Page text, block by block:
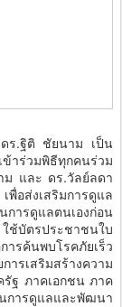
ร.ฐิติ ชัยนาม เป็น
าร่วมพิธีทุกคนร่วม
ม และ ดร.วัลย์ลดา
อส่งเสริมการดูแล
ารดูแลตนเองก่อน
ช้บัตรประชาชนใบ
ารค้นพบโรคภัยเร็ว
ารเสริมสร้างความ
รัฐ ภาคเอกชน ภาค
ารดูแลและพัฒนา